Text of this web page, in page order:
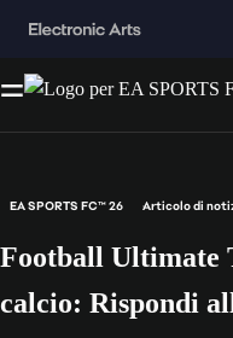
EA SPORTS FC™ 26 Articolo di
Football Ultimate
calcio: Rispondi